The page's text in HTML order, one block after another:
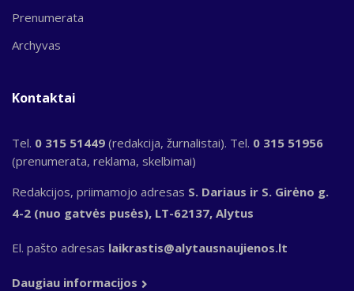
Prenumerata
Archyvas
Kontaktai
Tel. 0 315 51449 (redakcija, žurnalistai). Tel. 0 315 51956
(prenumerata, reklama, skelbimai)
Redakcijos, priimamojo adresas S. Dariaus ir S. Girėno g.
4-2 (nuo gatvės pusės), LT-62137, Alytus
El. pašto adresas laikrastis@alytausnaujienos.lt
Daugiau informacijos